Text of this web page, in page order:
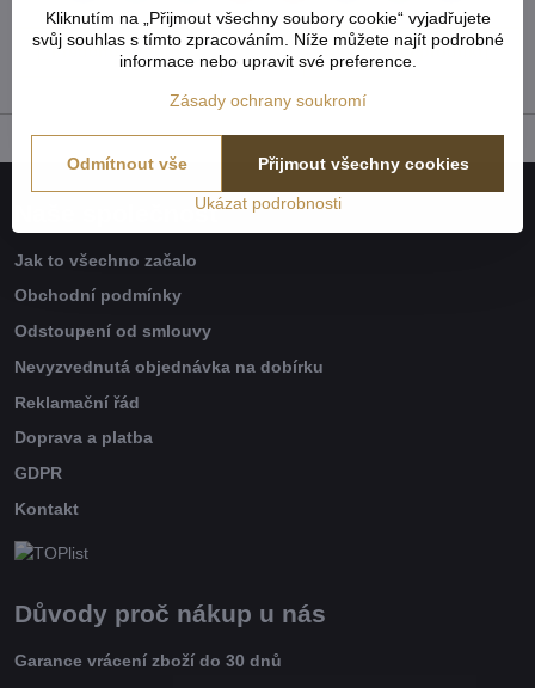
Předchozí produkt Následující produkt
Naše společnost
Jak to všechno začalo
Obchodní podmínky
Odstoupení od smlouvy
Nevyzvednutá objednávka na dobírku
Reklamační řád
Doprava a platba
GDPR
Kontakt
Důvody proč nákup u nás
Garance vrácení zboží do 30 dnů
Kliknutím na „Přijmout všechny soubory cookie“ vyjadřujete
svůj souhlas s tímto zpracováním. Níže můžete najít podrobné
informace nebo upravit své preference.
Zásady ochrany soukromí
Ukázat podrobnosti
Přijmout všechny cookies
Odmítnout vše